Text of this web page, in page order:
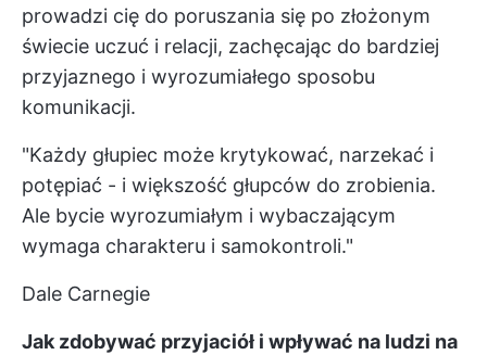
prowadzi cię do poruszania się po złożonym
świecie uczuć i relacji, zachęcając do bardziej
przyjaznego i wyrozumiałego sposobu
komunikacji.
"Każdy głupiec może krytykować, narzekać i
potępiać - i większość głupców do zrobienia.
Ale bycie wyrozumiałym i wybaczającym
wymaga charakteru i samokontroli."
Dale Carnegie
Jak zdobywać przyjaciół i wpływać na ludzi na